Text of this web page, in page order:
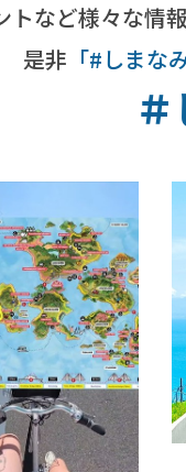
など様々な情
是非 「#しまな